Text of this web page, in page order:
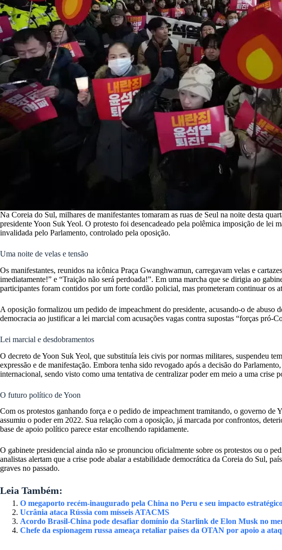
Na Coreia do Sul, milhares de manifestantes tomaram as ruas de Seul na noite desta
presidente Yoon Suk Yeol. O protesto foi desencadeado pela polêmica imposição de lei
invalidada pelo Parlamento, controlado pela oposição.
Uma noite de velas e tensão
Os manifestantes, reunidos na icônica Praça Gwanghwamun, carregavam velas e
imediatamente!” e “Traição não será perdoada!”. Em uma marcha que se dirigia ao
participantes foram contidos por um forte cordão policial, mas prometeram continuar os
A oposição formalizou um pedido de impeachment do presidente, acusando-o de abuso
democracia ao justificar a lei marcial com acusações vagas contra supostas “forças pró-
Lei marcial e desdobramentos
O decreto de Yoon Suk Yeol, que substituía leis civis por normas militares, suspendeu
expressão e de manifestação. Embora tenha sido revogado após a decisão do
internacional, sendo visto como uma tentativa de centralizar poder em meio a uma crise
O futuro político de Yoon
Com os protestos ganhando força e o pedido de impeachment tramitando, o governo de
assumiu o poder em 2022. Sua relação com a oposição, já marcada por confrontos,
base de apoio político parece estar encolhendo rapidamente.
O gabinete presidencial ainda não se pronunciou oficialmente sobre os protestos ou o
analistas alertam que a crise pode abalar a estabilidade democrática da Coreia do Sul,
graves no passado.
Leia Também:
O megaporto recém-inaugurado pela China no Peru e seu impacto
Ucrânia ataca Rússia com mísseis ATACMS
Acordo Brasil-China pode desafiar domínio da Starlink de Elon Musk no
Chefe da espionagem russa ameaça retaliar países da OTAN por apoio a